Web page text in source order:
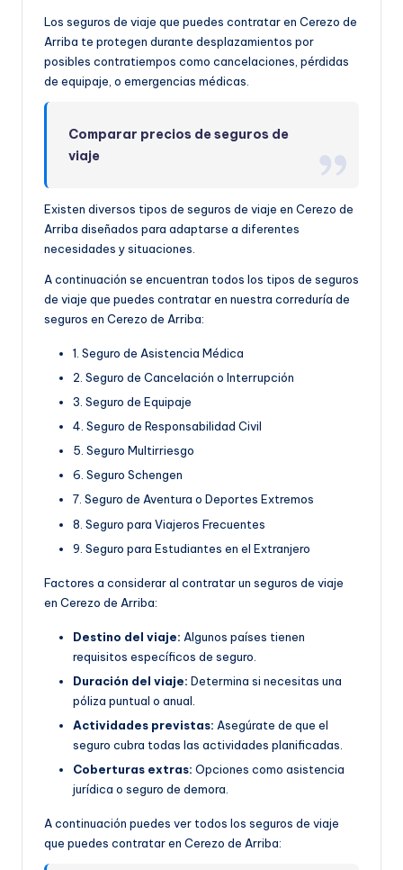
Los seguros de viaje que puedes contratar en Cerezo de
Arriba te protegen durante desplazamientos por
posibles contratiempos como cancelaciones, pérdidas
de equipaje, o emergencias médicas.
Comparar precios de seguros de
viaje
Existen diversos tipos de seguros de viaje en Cerezo de
Arriba diseñados para adaptarse a diferentes
necesidades y situaciones.
A continuación se encuentran todos los tipos de seguros
de viaje que puedes contratar en nuestra correduría de
seguros en Cerezo de Arriba:
1. Seguro de Asistencia Médica
2. Seguro de Cancelación o Interrupción
3. Seguro de Equipaje
4. Seguro de Responsabilidad Civil
5. Seguro Multirriesgo
6. Seguro Schengen
7. Seguro de Aventura o Deportes Extremos
8. Seguro para Viajeros Frecuentes
9. Seguro para Estudiantes en el Extranjero
Factores a considerar al contratar un seguros de viaje
en Cerezo de Arriba:
Destino del viaje: Algunos países tienen
requisitos específicos de seguro.
Duración del viaje: Determina si necesitas una
póliza puntual o anual.
Actividades previstas: Asegúrate de que el
seguro cubra todas las actividades planificadas.
Coberturas extras: Opciones como asistencia
jurídica o seguro de demora.
A continuación puedes ver todos los seguros de viaje
que puedes contratar en Cerezo de Arriba: